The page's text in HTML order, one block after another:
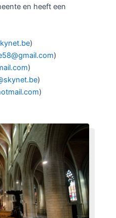
en heeft een
)
)
)
)
)